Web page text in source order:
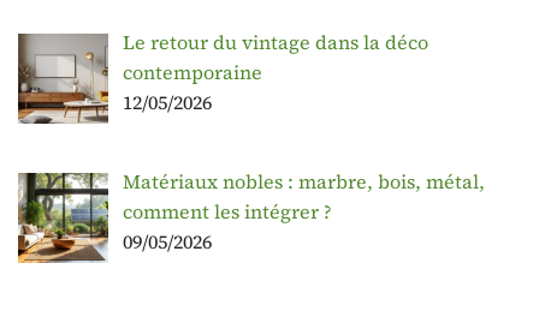
Le retour du vintage dans la déco
contemporaine
12/05/2026
Matériaux nobles : marbre, bois, métal,
comment les intégrer ?
09/05/2026